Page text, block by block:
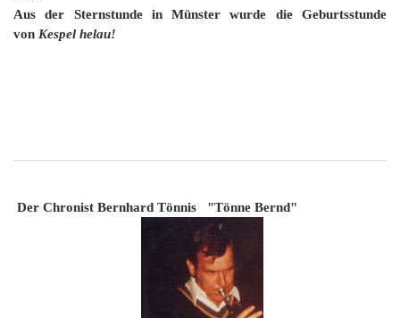
Aus der Sternstunde in Münster wurde die Geburtsstunde
von Kespel helau!
Der Chronist Bernhard Tönnis "Tönne Bernd"